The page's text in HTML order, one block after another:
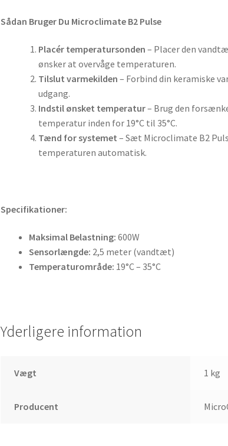
Sådan Bruger Du Microclimate B2 Pulse
Placér temperatursonden – Placer den
ønsker at overvåge temperaturen.
Tilslut varmekilden – Forbind din keramiske
udgang.
Indstil ønsket temperatur– Brug den
temperatur inden for 19°C til 35°C.
Tænd for systemet – Sæt Microclimate B2
temperaturen automatisk.
Specifikationer:
Maksimal Belastning: 600W
Sensorlængde: 2,5 meter (vandtæt)
Temperaturområde: 19°C – 35°C
Yderligere information
Vægt 1 kg
Producent